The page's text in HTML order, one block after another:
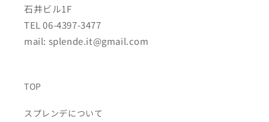
石井ビル1F
TEL 06-4397-3477
mail: splende.it@gmail.com
TOP
スプレンデについて